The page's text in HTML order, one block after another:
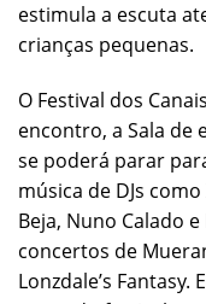
estimula a escuta
crianças pequenas.
O Festival dos
encontro, a Sala de
se poderá parar
música de DJs
Beja, Nuno Calado
concertos de
Lonzdale’s